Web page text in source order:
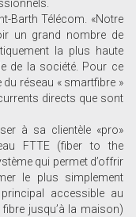
Barth Télécom. «Notre
un grand nombre de
la plus haute
de la société. Pour ce
du réseau « smartfibre »
directs que sont
à sa clientèle «pro»
FTTE (fiber to the
qui permet d’offrir
le plus simplement
accessible au
jusqu’à la maison)